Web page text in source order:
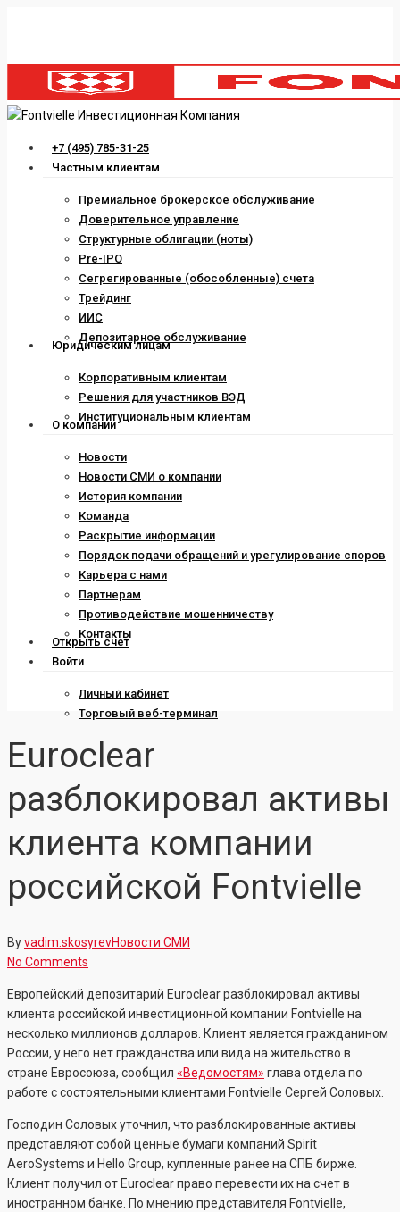
content
Menu
+7 (495) 785-31-25
Частным клиентам
Премиальное брокерское обслуживание
Доверительное управление
Структурные облигации (ноты)
Pre-IPO
Сегрегированные (обособленные) счета
Трейдинг
ИИС
Депозитарное обслуживание
Юридическим лицам
Корпоративным клиентам
Решения для участников ВЭД
Институциональным клиентам
О компании
Новости
Новости СМИ о компании
История компании
Команда
Раскрытие информации
Порядок подачи обращений и урегулирование споров
Карьера с нами
Партнерам
Противодействие мошенничеству
Контакты
Открыть счет
Войти
Личный кабинет
Торговый веб-терминал
Euroclear
разблокировал активы
клиента компании
российской Fontvielle
Byvadim.skosyrevНовости СМИ
No Comments
Европейский депозитарий Euroclear разблокировал активы
клиента российской инвестиционной компании Fontvielle на
несколько миллионов долларов. Клиент является гражданином
России, у него нет гражданства или вида на жительство в
стране Евросоюза, сообщил «Ведомостям» глава отдела по
работе с состоятельными клиентами Fontvielle Сергей Соловых.
Господин Соловых уточнил, что разблокированные активы
представляют собой ценные бумаги компаний Spirit
AeroSystems и Hello Group, купленные ранее на СПБ бирже.
Клиент получил от Euroclear право перевести их на счет в
иностранном банке. По мнению представителя Fontvielle,